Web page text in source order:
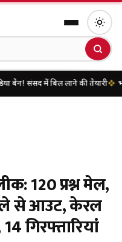
लाने की तैयारी भारत पर 100%
120 प्रश्न मेल,
से आउट, केरल
गिरफ्तारियां